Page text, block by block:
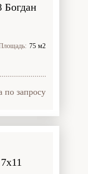
Богдан
75 м2
по запросу